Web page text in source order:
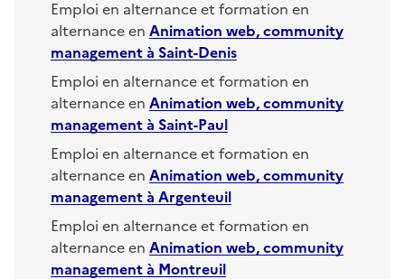
Emploi en alternance et formation en
alternance en Animation web, community
managementà Saint-Denis
Emploi en alternance et formation en
alternance en Animation web, community
managementà Saint-Paul
Emploi en alternance et formation en
alternance en Animation web, community
managementà Argenteuil
Emploi en alternance et formation en
alternance en Animation web, community
managementà Montreuil